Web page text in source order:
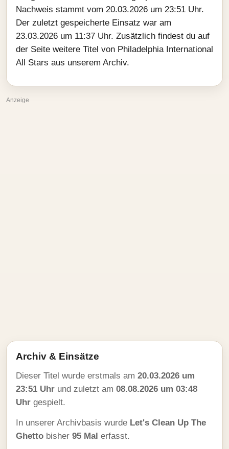
Nachweis stammt vom 20.03.2026 um 23:51 Uhr.
Der zuletzt gespeicherte Einsatz war am
23.03.2026 um 11:37 Uhr. Zusätzlich findest du auf
der Seite weitere Titel von Philadelphia International
All Stars aus unserem Archiv.
Anzeige
Archiv & Einsätze
Dieser Titel wurde erstmals am 20.03.2026 um
23:51 Uhr und zuletzt am 08.08.2026 um 03:48
Uhr gespielt.
In unserer Archivbasis wurde Let's Clean Up The
Ghetto bisher 95 Mal erfasst.